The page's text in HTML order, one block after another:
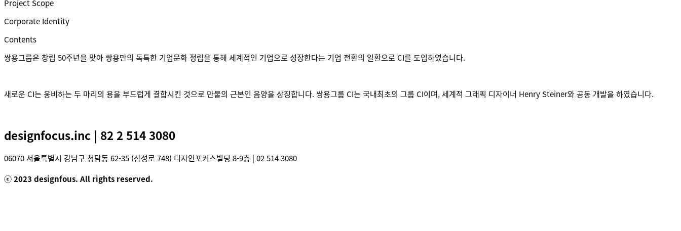
Project Scope
Corporate Identity
Contents
쌍용그룹은 창립 50주년을 맞아 쌍용만의 독특한 기업문화 정립을 통해 세계적인 기업으로 성장한다는 기업 전환의 일환으로 CI를 도입하였습니다.
새로운 CI는 웅비하는 두 마리의 용을 부드럽게 결합시킨 것으로 만물의 근본인 음양을 상징합니다. 쌍용그룹 CI는 국내최초의 그룹 CI이며, 세계적 그래픽 디자이너 Henry Steiner와 공동 개발을 하였습니다.
designfocus.inc | 82 2 514 3080
06070 서울특별시 강남구 청담동 62-35 (삼성로 748) 디자인포커스빌딩 8-9층 | 02 514 3080
ⓒ 2023 designfous. All rights reserved.